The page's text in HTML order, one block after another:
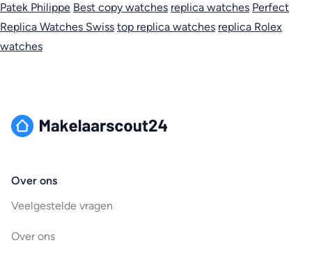
Patek Philippe Best copy watches replica watches Perfect
Replica Watches Swiss top replica watches replica Rolex
watches
Over ons
Veelgestelde vragen
Over ons